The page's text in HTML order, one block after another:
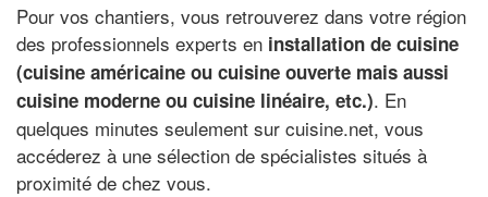
Pour vos chantiers, vous retrouverez dans votre région
des professionnels experts en installation de cuisine
(cuisine américaine ou cuisine ouverte mais aussi
cuisine moderne ou cuisine linéaire, etc.). En
quelques minutes seulement sur cuisine.net, vous
accéderez à une sélection de spécialistes situés à
proximité de chez vous.